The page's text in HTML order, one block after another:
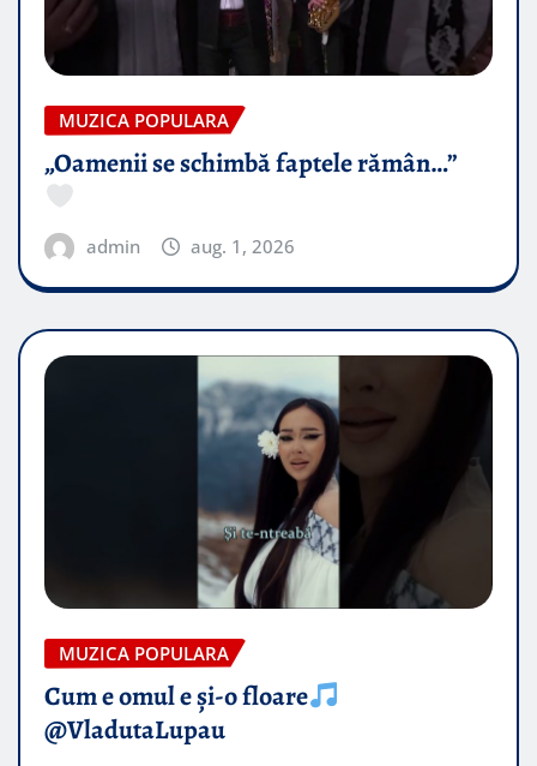
MUZICA POPULARA
„Oamenii se schimbă faptele rămân…”
admin aug. 1, 2026
MUZICA POPULARA
Cum e omul e și-o floare
@VladutaLupau